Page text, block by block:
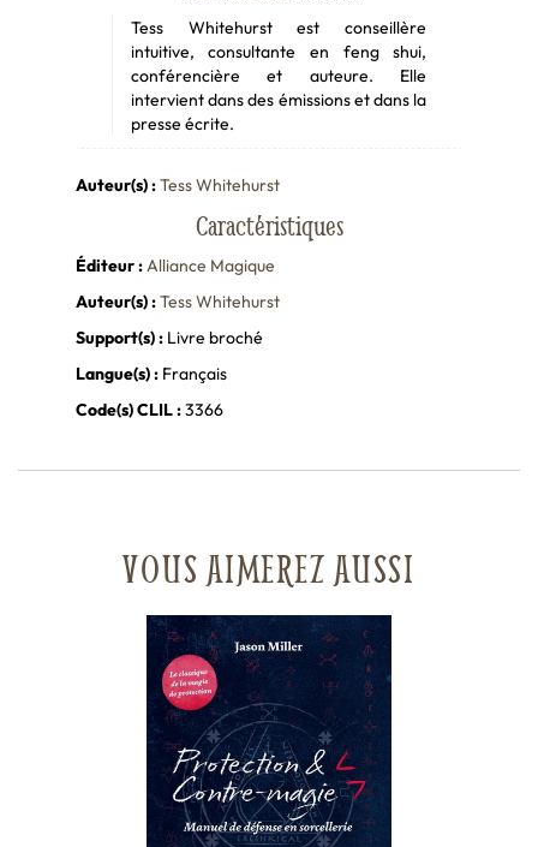
Tess Whitehurst est conseillère
intuitive, consultante en feng shui,
conférencière et auteure. Elle
intervient dans des émissions et dans la
presse écrite.
Auteur(s) :Tess Whitehurst
Caractéristiques
Éditeur :Alliance Magique
Auteur(s) :Tess Whitehurst
Support(s) :Livre broché
Langue(s) :Français
Code(s) CLIL :3366
VOUS AIMEREZ AUSSI